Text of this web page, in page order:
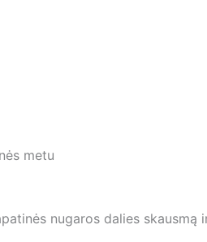
metu
nugaros dalies skausmą